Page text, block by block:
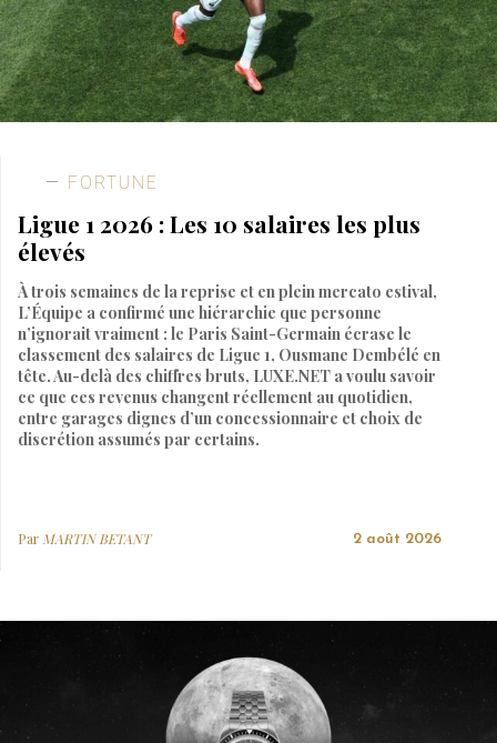
FORTUNE
Ligue 1 2026 : Les 10 salaires les plus
élevés
À trois semaines de la reprise et en plein mercato estival,
L’Équipe a confirmé une hiérarchie que personne
n’ignorait vraiment : le Paris Saint-Germain écrase le
classement des salaires de Ligue 1, Ousmane Dembélé en
tête. Au-delà des chiffres bruts, LUXE.NET a voulu savoir
ce que ces revenus changent réellement au quotidien,
entre garages dignes d’un concessionnaire et choix de
discrétion assumés par certains.
Par MARTIN BETANT 2 août 2026